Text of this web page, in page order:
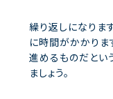
繰り返しになりま
に時間がかかりま
進めるものだとい
ましょう。